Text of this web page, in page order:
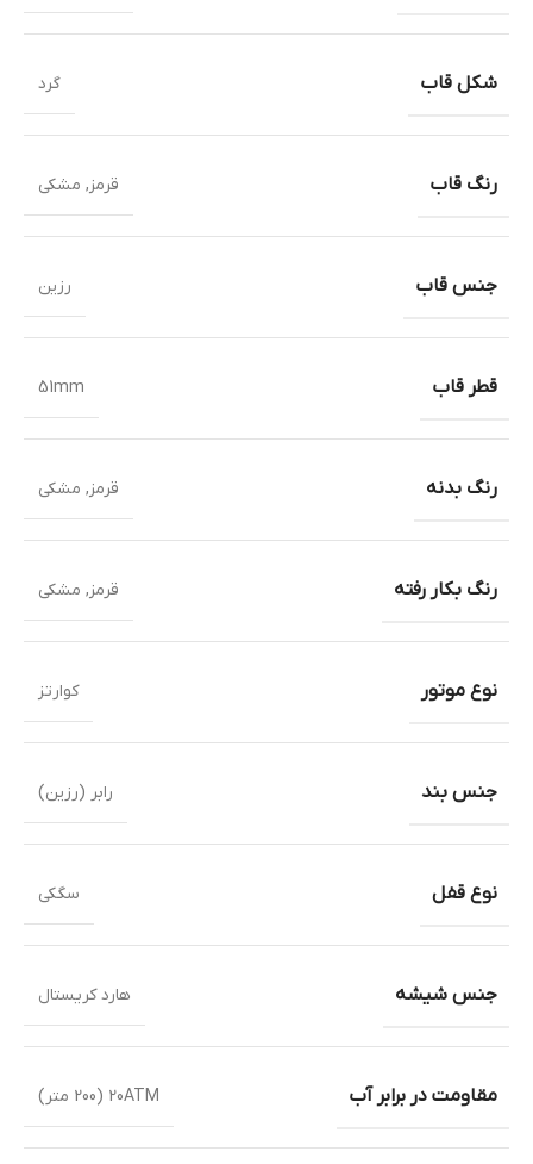
شکل قاب گرد
رنگ قاب قرمز, مشکی
جنس قاب رزین
قطر قاب 51mm
رنگ بدنه قرمز, مشکی
رنگ بکار رفته قرمز, مشکی
نوع موتور کوارتز
جنس بند رابر (رزین)
نوع قفل سگکی
جنس شیشه هارد کریستال
مقاومت در برابر آب 20ATM (200 متر)